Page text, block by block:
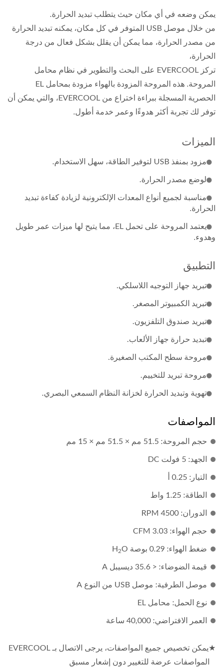
يمكن وضعه في أي مكان حيث يتطلب تبديد الحرارة.
من خلال موصل USB المتوفر في كل مكان، يمكنه تبديد الحرارة
من مصدر الحرارة، مما يمكن أن يقلل بشكل فعال من درجة
الحرارة،
تركز EVERCOOL على البحث والتطوير في نظام محامل
المروحة. هذه المروحة المزودة بالهواء مزودة بمحامل EL
الحصرية المسجلة ببراءة اختراع من EVERCOOL، والتي يمكن أن
توفر لك تجربة أكثر هدوءًا وعمر خدمة أطول.
الميزات
مزود بمنفذ USB لتوفير الطاقة، سهل الاستخدام.
لوضع مصدر الحرارة.
مناسبة لجميع أنواع المعدات الإلكترونية لزيادة كفاءة تبديد
الحرارة.
يعتمد المروحة على تحمل EL، مما يتيح لها ميزات عمر طويل
وهدوء.
التطبيق
تبريد جهاز التوجيه اللاسلكي.
تبريد الكمبيوتر المصغر.
تبريد صندوق التلفزيون.
تبديد حرارة جهاز الألعاب.
مروحة سطح المكتب الصغيرة.
مروحة تبريد للتخييم.
تهوية وتبديد الحرارة لخزانة النظام السمعي البصري.
المواصفات
حجم المروحة: 51.5 مم × 51.5 مم × 15 مم
الجهد: 5 فولت DC
التيار: 0.25 أ
الطاقة: 1.25 واط
الدوران: 4500 RPM
حجم الهواء: 3.03 CFM
ضغط الهواء: 0.29 بوصة H 2O
قيمة الضوضاء: < 35.6 ديسيبل A
موصل الطرفية: موصل USB من النوع A
نوع الحمل: محامل EL
العمر الافتراضي: 40,000 ساعة
★يمكن تخصيص جميع المواصفات، يرجى الاتصال بـ EVERCOOL
المواصفات عرضة للتغيير دون إشعار مسبق